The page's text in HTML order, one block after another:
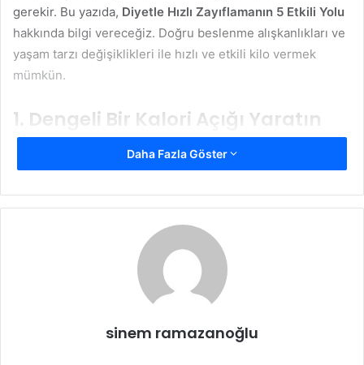
gerekir. Bu yazıda, Diyetle Hızlı Zayıflamanın 5 Etkili Yolu
hakkında bilgi vereceğiz. Doğru beslenme alışkanlıkları ve
yaşam tarzı değişiklikleri ile hızlı ve etkili kilo vermek
mümkün.
1. Dengeli Bir Kalori Açığı Yaratın
Diyetle hızlı zayıflamanın temel ilkesi, vücudunuzun günlük
yaktığı kaloriden daha az kalori almak, yani kalori açığı
yaratmaktır. Ancak bu açığı oluştururken dengeli bir
vücudun metabolizmasını yavaşlatabilir ve uzun vadede
kilo vermeyi zorlaştırabilir. Günlük kalori ihtiyacınızı
hesaplayıp bu miktardan 500-1000 kalori daha az
tüketmek, haftada yaklaşık 0,5-1 kilogram vermenize
ve kas kaybını en aza indirir.
Daha Fazla Göster
sinem ramazanoğlu